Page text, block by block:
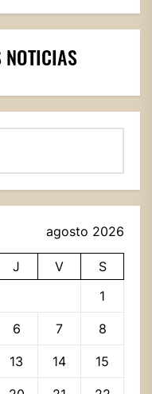
NOTICIAS
agosto 2026
J V
S
1
6 7 8
13 14 15